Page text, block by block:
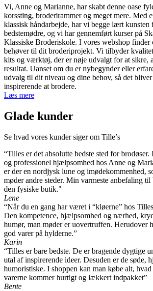
varianter.
Mulighederne
kan
vælges
på
varesiden
Vi, Anne og Marianne, har skabt denne oase
korssting, broderirammer og meget mere. Med
klassisk håndarbejde, har vi begge lært kunsten
bedstemødre, og vi har gennemført kurser på
Klassiske Broderiskole. I vores webshop finder
behøver til dit broderiprojekt. Vi tilbyder
kits og værktøj, der er nøje udvalgt for at sikre,
resultat. Uanset om du er nybegynder eller
udvalg til dit niveau og dine behov, så det
inspirerende at brodere.
Læs mere
Glade kunder
Se hvad vores kunder siger om Tille’s
“Tilles er det absolutte bedste sted for
og professionel hjælpsomhed hos Anne og
er der en nordjysk lune og imødekommenhed,
møder andre steder. Min varmeste anbefaling til
den fysiske butik."
Lene
“Når du en gang har været i “kløerne” hos
Den kompetence, hjælpsomhed og nærhed,
humør, man møder er uovertruffen. Herudover
god varer på hylderne.”
Karin
“Tilles er bare bedste. De er bragende dygtige
utal af inspirerende ideer. Desuden er de søde,
humoristiske. I shoppen kan man købe alt,
varerne kommer hurtigt og lækkert indpakket”
Bente